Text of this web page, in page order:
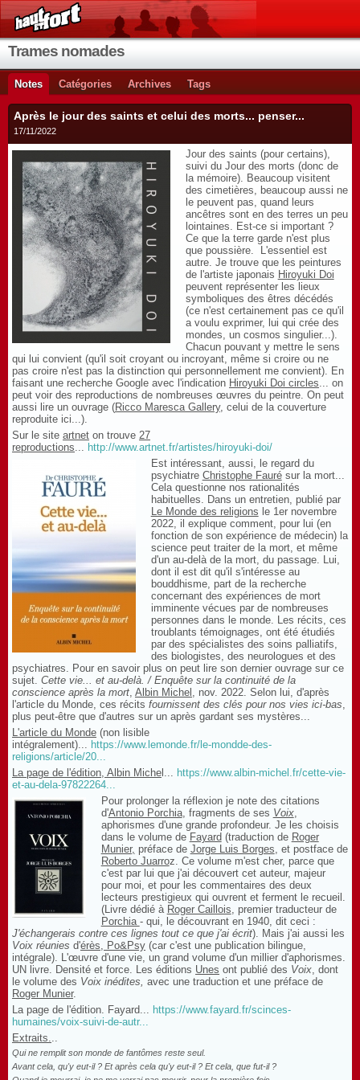
Trames nomades
Notes Catégories Archives Tags
Après le jour des saints et celui des morts... penser...
17/11/2022
Jour des saints (pour certains),
suivi du Jour des morts (donc de
la mémoire). Beaucoup visitent
des cimetières, beaucoup aussi ne
le peuvent pas, quand leurs
ancêtres sont en des terres un peu
lointaines. Est-ce si important ?
Ce que la terre garde n'est plus
que poussière. L'essentiel est
autre. Je trouve que les peintures
de l'artiste japonais Hiroyuki Doi
peuvent représenter les lieux
symboliques des êtres décédés
(ce n'est certainement pas ce qu'il
a voulu exprimer, lui qui crée des
mondes, un cosmos singulier...).
Chacun pouvant y mettre le sens
qui lui convient (qu'il soit croyant ou incroyant, même si croire ou ne
pas croire n'est pas la distinction qui personnellement me convient). En
faisant une recherche Google avec l'indication Hiroyuki Doi circles... on
peut voir des reproductions de nombreuses œuvres du peintre. On peut
aussi lire un ouvrage (Ricco Maresca Gallery, celui de la couverture
reproduite ici...).
Sur le site artnet on trouve 27
reproductions... http://www.artnet.fr/artistes/hiroyuki-doi/
Est intéressant, aussi, le regard du
psychiatre Christophe Faurésur la mort...
Cela questionne nos rationalités
habituelles. Dans un entretien, publié par
Le Monde des religions le 1er novembre
2022, il explique comment, pour lui (en
fonction de son expérience de médecin) la
science peut traiter de la mort, et même
d'un au-delà de la mort, du passage. Lui,
dont il est dit qu'il s'intéresse au
bouddhisme, part de la recherche
concernant des expériences de mort
imminente vécues par de nombreuses
personnes dans le monde. Les récits, ces
troublants témoignages, ont été étudiés
par des spécialistes des soins palliatifs,
des biologistes, des neurologues et des
psychiatres. Pour en savoir plus on peut lire son dernier ouvrage sur ce
sujet. Cette vie... et au-delà. / Enquête sur la continuité de la
conscience après la mort, Albin Michel , nov. 2022. Selon lui, d'après
l'article du Monde, ces récits fournissent des clés pour nos vies ici-bas,
plus peut-être que d'autres sur un après gardant ses mystères...
L'article du Monde (non lisible
intégralement)... https://www.lemonde.fr/le-mondde-des-
religions/article/20...
La page de l'édition, Albin Miche l... https://www.albin-michel.fr/cette-vie-
et-au-dela-97822264...
Pour prolonger la réflexion je note des citations
d'Antonio Porchia, fragments de ses Voix,
aphorismes d'une grande profondeur. Je les choisis
dans le volume de Fayard (traduction de Roger
Munier, préface de Jorge Luis Borges, et postface de
Roberto Juarroz. Ce volume m'est cher, parce que
c'est par lui que j'ai découvert cet auteur, majeur
pour moi, et pour les commentaires des deux
lecteurs prestigieux qui ouvrent et ferment le recueil.
(Livre dédié à Roger Caillois, premier traducteur de
Porchia - qui, le découvrant en 1940, dit ceci :
J'échangerais contre ces lignes tout ce que j'ai écrit). Mais j'ai aussi les
Voix réunies d'érès, Po&Psy (car c'est une publication bilingue,
intégrale). L'œuvre d'une vie, un grand volume d'un millier d'aphorismes.
UN livre. Densité et force. Les éditions Unes ont publié des Voix, dont
le volume des Voix inédites, avec une traduction et une préface de
Roger Munier.
La page de l'édition. Fayard... https://www.fayard.fr/scinces-
humaines/voix-suivi-de-autr...
Extraits...
Qui ne remplit son monde de fantômes reste seul.
Avant cela, qu'y eut-il ? Et après cela qu'y eut-il ? Et cela, que fut-il ?